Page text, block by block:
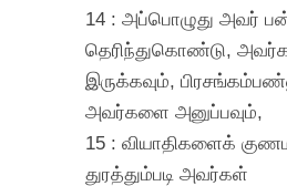
14 : அப்பொழுது அவர்
தெரிந்துகொண்டு,
இருக்கவும்,
அவர்களை அனுப்பவும்,
15 : வியாதிகளைக்
துரத்தும்படி அவர்கள்